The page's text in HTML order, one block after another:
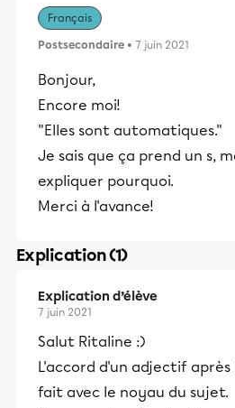
Français
Postsecondaire • 7 juin 2021
Bonjour,
Encore moi!
"Elles sont automatiques."
Je sais que ça prend un s,
expliquer pourquoi.
Merci à l'avance!
Explication (1)
Explication d’élève
7 juin 2021
Salut Ritaline :)
L'accord d'un adjectif
fait avec le noyau du sujet.